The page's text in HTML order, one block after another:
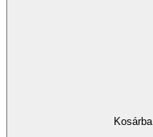
Kosárba